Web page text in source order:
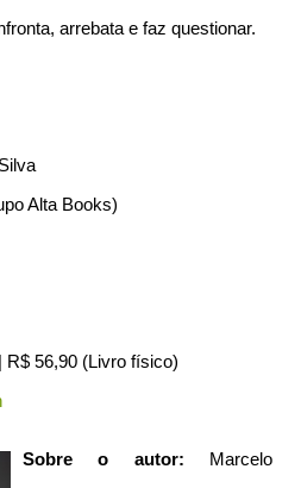
arrebata e faz questionar.
Alta Books)
R$ 56,90 (Livro físico)
Sobre o autor: Marcelo